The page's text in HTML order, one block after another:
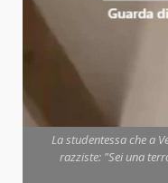
La studentessa che a
razziste: "Sei una